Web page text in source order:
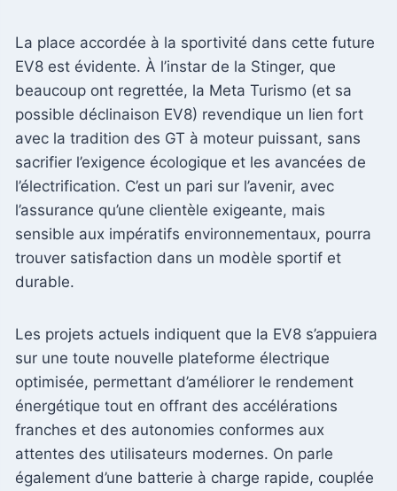
La place accordée à la sportivité dans cette future
EV8 est évidente. À l’instar de la Stinger, que
beaucoup ont regrettée, la Meta Turismo (et sa
possible déclinaison EV8) revendique un lien fort
avec la tradition des GT à moteur puissant, sans
sacrifier l’exigence écologique et les avancées de
l’électrification. C’est un pari sur l’avenir, avec
l’assurance qu’une clientèle exigeante, mais
sensible aux impératifs environnementaux, pourra
trouver satisfaction dans un modèle sportif et
durable.
Les projets actuels indiquent que la EV8 s’appuiera
sur une toute nouvelle plateforme électrique
optimisée, permettant d’améliorer le rendement
énergétique tout en offrant des accélérations
franches et des autonomies conformes aux
attentes des utilisateurs modernes. On parle
également d’une batterie à charge rapide, couplée